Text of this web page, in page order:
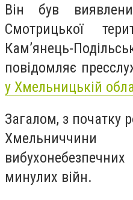
Він був
Смотрицької
Кам’янець-
повідомляє
у Хмельницькій
Загалом, з початку
минулих війн.